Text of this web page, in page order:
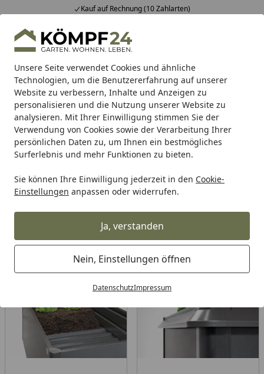
Unsere Seite verwendet Cookies und ähnliche
Technologien, um die Benutzererfahrung auf unserer
Website zu verbessern, Inhalte und Anzeigen zu
personalisieren und die Nutzung unserer Website zu
analysieren. Mit Ihrer Einwilligung stimmen Sie der
Verwendung von Cookies sowie der Verarbeitung Ihrer
persönlichen Daten zu, um Ihnen ein bestmögliches
Surferlebnis und mehr Funktionen zu bieten.
Sie können Ihre Einwilligung jederzeit in den Cookie-
Einstellungen anpassen oder widerrufen.
Ja, verstanden
Nein, Einstellungen öffnen
DatenschutzImpressum
Alle Produkte
Mein Konto
Suchen
Startseite
Garten Beete & Pflanzengefäße Zubehör für Beete &
Zubehör für Beete & Pflanzgefäße
Ihre Artikelübersicht
Kategorien
Filter / Sortierung
187 Artikel gefunden
-44%